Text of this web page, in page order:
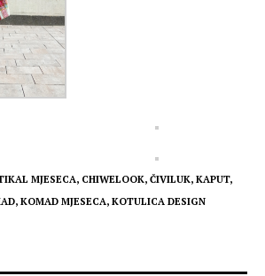
MJESECA, CHIWELOOK, ČIVILUK, KAPUT,
KOMAD MJESECA, KOTULICA DESIGN